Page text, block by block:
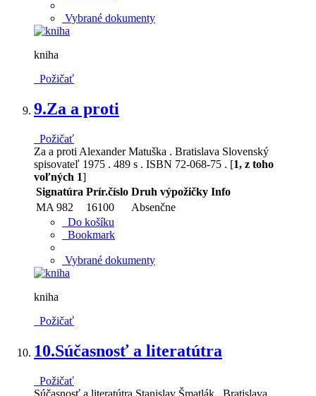
Vybrané dokumenty
kniha
Požičať
9.Za a proti
Požičať
Za a proti Alexander Matuška . Bratislava Slovenský
spisovateľ 1975 . 489 s . ISBN 72-068-75 . [1, z toho
voľných 1]
Signatúra Prír.číslo Druh výpožičky Info
MA 982
16100
Absenčne
Do košíku
Bookmark
Vybrané dokumenty
kniha
Požičať
10.Súčasnosť a literatútra
Požičať
Súčasnosť a literatútra Stanislav Šmatlák . Bratislava